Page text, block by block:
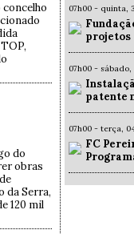
concelho
do
obras
da Serra,
120 mil
07h00 - quinta,
projetos
07h00 -
patente
07h00 - terça,
FC